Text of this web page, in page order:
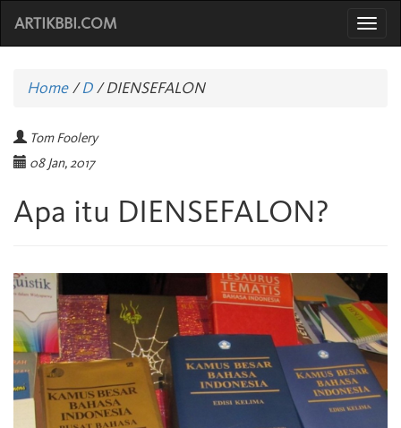
ARTIKBBI.COM
Home/D /DIENSEFALON
Tom Foolery
08 Jan, 2017
Apa itu DIENSEFALON?